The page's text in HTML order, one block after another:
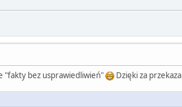
"fakty bez usprawiedliwień"
Dzięki za